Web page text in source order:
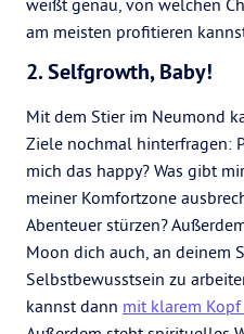
weißt genau, von welchen
am meisten profitieren
2. Selfgrowth, Baby!
Mit dem Stier im Neumond
Ziele nochmal hinterfragen:
mich das happy? Was gibt
meiner Komfortzone
Abenteuer stürzen?
Moon dich auch, an deinem
Selbstbewusstsein zu
kannst dann mit klarem